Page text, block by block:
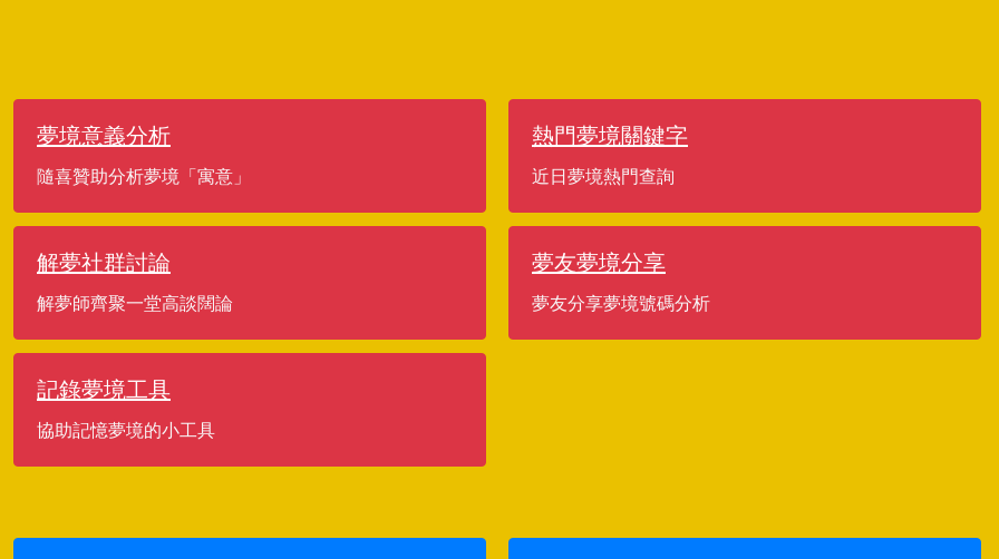
夢境意義分析
隨喜贊助分析夢境「寓意」
解夢社群討論
解夢師齊聚一堂高談闊論
記錄夢境工具
協助記憶夢境的小工具
熱門夢境關鍵字
近日夢境熱門查詢
夢友夢境分享
夢友分享夢境號碼分析